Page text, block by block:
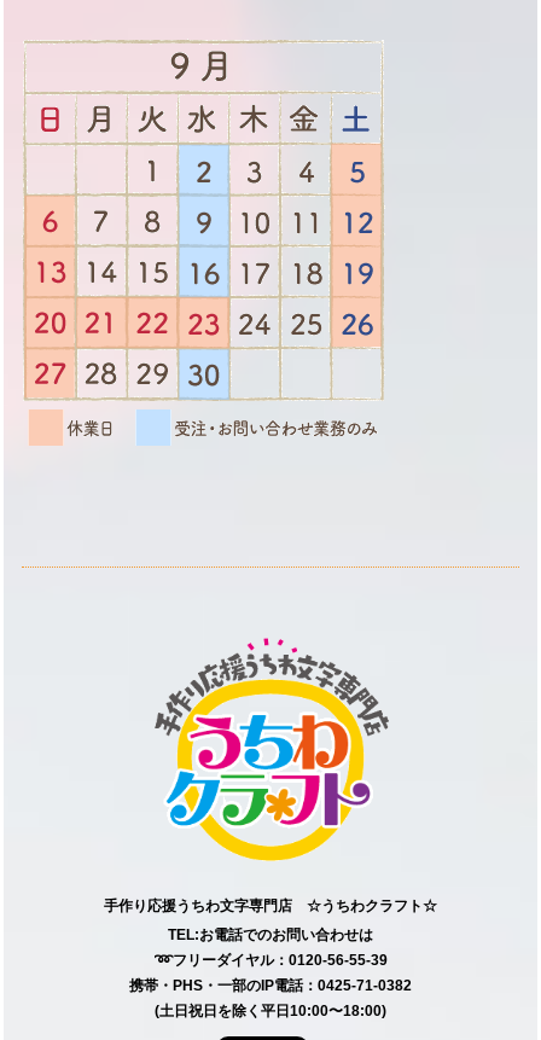
手作り応援うちわ文字専門店 ☆うちわクラフト☆
TEL:お電話でのお問い合わせは
➿フリーダイヤル：0120-56-55-39
携帯・PHS・一部のIP電話：0425-71-0382
(土日祝日を除く平日10:00〜18:00)